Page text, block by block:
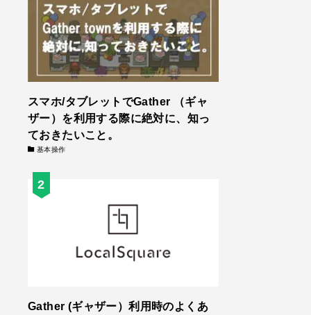
スマホ/タブレットでGather （ギャ
ザー）を利用する際に絶対に、知っ
ておきたいこと。
基本操作
Gather (ギャザー）利用時のよくあ